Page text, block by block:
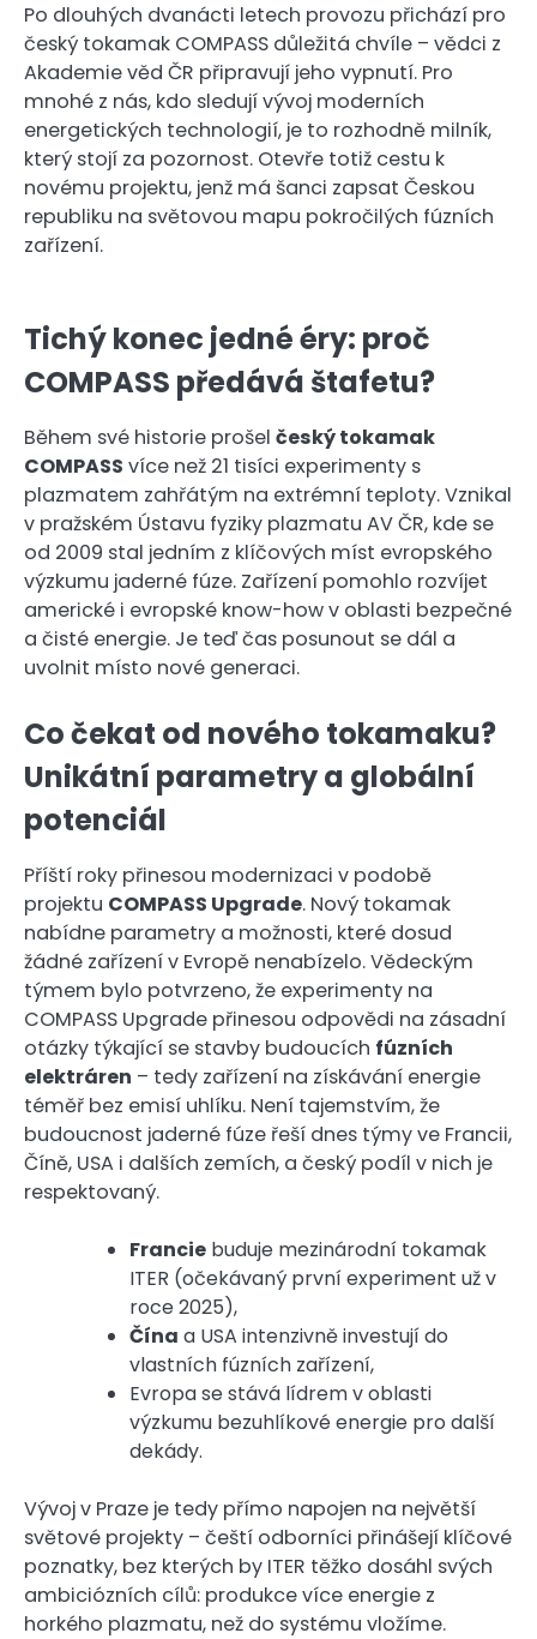
Po dlouhých dvanácti letech provozu přichází pro
český tokamak COMPASS důležitá chvíle – vědci z
Akademie věd ČR připravují jeho vypnutí. Pro
mnohé z nás, kdo sledují vývoj moderních
energetických technologií, je to rozhodně milník,
který stojí za pozornost. Otevře totiž cestu k
novému projektu, jenž má šanci zapsat Českou
republiku na světovou mapu pokročilých fúzních
zařízení.
Tichý konec jedné éry: proč
COMPASS předává štafetu?
Během své historie prošel český tokamak
COMPASS více než 21 tisíci experimenty s
plazmatem zahřátým na extrémní teploty. Vznikal
v pražském Ústavu fyziky plazmatu AV ČR, kde se
od 2009 stal jedním z klíčových míst evropského
výzkumu jaderné fúze. Zařízení pomohlo rozvíjet
americké i evropské know-how v oblasti bezpečné
a čisté energie. Je teď čas posunout se dál a
uvolnit místo nové generaci.
Co čekat od nového tokamaku?
Unikátní parametry a globální
potenciál
Příští roky přinesou modernizaci v podobě
projektu COMPASS Upgrade. Nový tokamak
nabídne parametry a možnosti, které dosud
žádné zařízení v Evropě nenabízelo. Vědeckým
týmem bylo potvrzeno, že experimenty na
COMPASS Upgrade přinesou odpovědi na zásadní
otázky týkající se stavby budoucích fúzních
elektráren – tedy zařízení na získávání energie
téměř bez emisí uhlíku. Není tajemstvím, že
budoucnost jaderné fúze řeší dnes týmy ve Francii,
Číně, USA i dalších zemích, a český podíl v nich je
respektovaný.
Francie buduje mezinárodní tokamak
ITER (očekávaný první experiment už v
roce 2025),
Čína a USA intenzivně investují do
vlastních fúzních zařízení,
Evropa se stává lídrem v oblasti
výzkumu bezuhlíkové energie pro další
dekády.
Vývoj v Praze je tedy přímo napojen na největší
světové projekty – čeští odborníci přinášejí klíčové
poznatky, bez kterých by ITER těžko dosáhl svých
ambiciózních cílů: produkce více energie z
horkého plazmatu, než do systému vložíme.